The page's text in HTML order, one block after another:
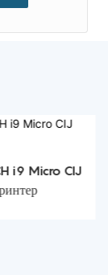
i9 Micro CIJ